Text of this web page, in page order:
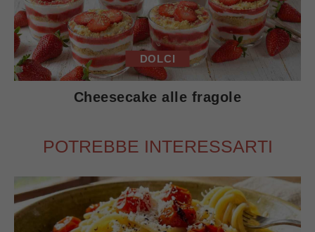
DOLCI
Cheesecake alle fragole
POTREBBE INTERESSARTI